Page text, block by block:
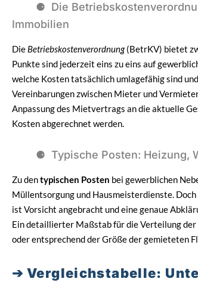
Die
Immobilien
Die Betriebskostenverordnung(BetrKV) bietet
Punkte sind jederzeit eins zu eins auf
welche Kosten tatsächlich umlagefähig sind
Vereinbarungen zwischen Mieter und
Anpassung des Mietvertrags an die aktuelle
Kosten abgerechnet werden.
Typische Posten: Heizung,
Zu dentypischen Posten bei gewerblichen
Müllentsorgung und Hausmeisterdienste.
ist Vorsicht angebracht und eine genaue
Ein detaillierter Maßstab für die Verteilung der
oder entsprechend der Größe der gemieteten
Vergleichstabelle: